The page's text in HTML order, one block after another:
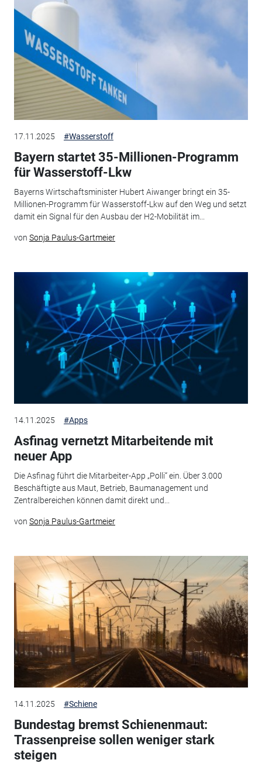
17.11.2025 #Wasserstoff
Bayern startet 35-Millionen-Programm
für Wasserstoff-Lkw
Bayerns Wirtschaftsminister Hubert Aiwanger bringt ein 35-
Millionen-Programm für Wasserstoff-Lkw auf den Weg und setzt
damit ein Signal für den Ausbau der H2-Mobilität im...
von Sonja Paulus-Gartmeier
14.11.2025 #Apps
Asfinag vernetzt Mitarbeitende mit
neuer App
Die Asfinag führt die Mitarbeiter-App „Polli“ ein. Über 3.000
Beschäftigte aus Maut, Betrieb, Baumanagement und
Zentralbereichen können damit direkt und...
von Sonja Paulus-Gartmeier
14.11.2025 #Schiene
Bundestag bremst Schienenmaut:
Trassenpreise sollen weniger stark
steigen